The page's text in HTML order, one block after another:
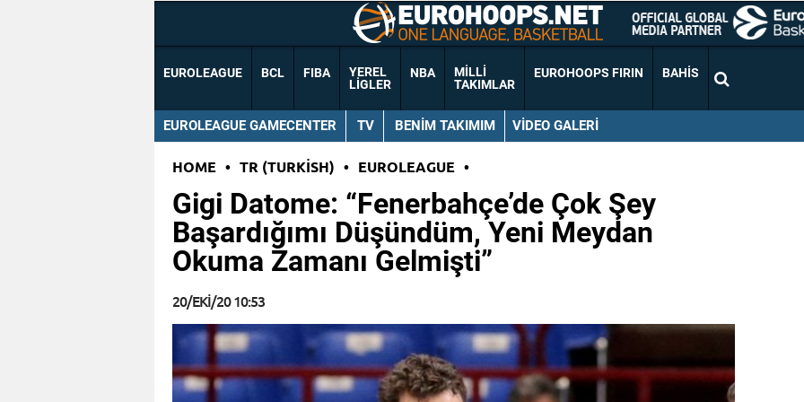
EUROLEAGUE BCL FIBA
YEREL
LIGLER
NBA
MILLI
TAKIMLAR
EUROHOOPS FIRIN BAHIS
EUROLEAGUE GAMECENTER TV BENIM TAKIMIM VIDEO GALERI
HOME • TR (TURKISH) • EUROLEAGUE •
Gigi Datome: “Fenerbahçe’de Çok Şey
Başardığımı Düşündüm, Yeni Meydan
Okuma Zamanı Gelmişti”
20/EKI/20 10:53